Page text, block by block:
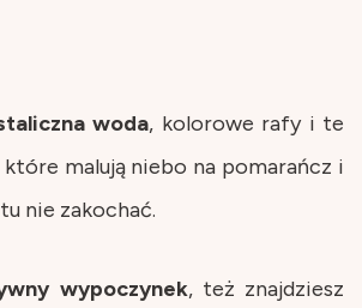
woda, kolorowe rafy i te
które malują niebo na pomarańcz i
nie zakochać.
wypoczynek, też znajdziesz